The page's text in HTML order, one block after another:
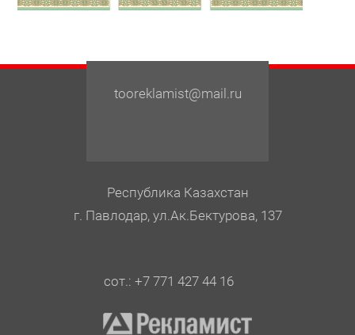
tooreklamist@mail.ru
Республика Казахстан
г. Павлодар, ул.Ак.Бектурова, 137
сот.: +7 771 427 44 16